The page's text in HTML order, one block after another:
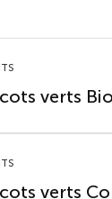
verts Bio
verts